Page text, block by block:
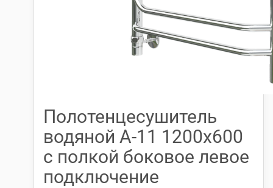
Полотенцесушитель
водяной А-11 1200х600
с полкой боковое левое
подключение